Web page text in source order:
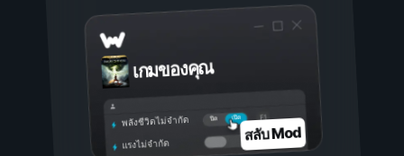
เกมของคุณ
เปิด
ปิด
พลังชีวิตไม่จำกัด
แรงไม่จำกัด สลับ Mod